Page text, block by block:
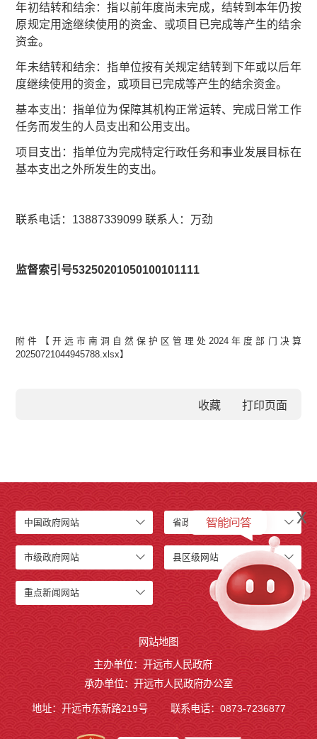
年初结转和结余：指以前年度尚未完成，结转到本年仍按
原规定用途继续使用的资金、或项目已完成等产生的结余
资金。
年未结转和结余：指单位按有关规定结转到下年或以后年
度继续使用的资金，或项目已完成等产生的结余资金。
基本支出：指单位为保障其机构正常运转、完成日常工作
任务而发生的人员支出和公用支出。
项目支出：指单位为完成特定行政任务和事业发展目标在
基本支出之外所发生的支出。
联系电话：13887339099 联系人：万劲
监督索引号53250201050100101111
附件【 开远市南洞自然保护区管理处2024年度部门决算
20250721044945788.xlsx】
收藏
中国政府网站 省政府网站
市级政府网站 县区级网站
重点新闻网站
网站地图
主办单位：开远市人民政府
承办单位：开远市人民政府办公室
地址：开远市东新路219号 联系电话：0873-7236877
x